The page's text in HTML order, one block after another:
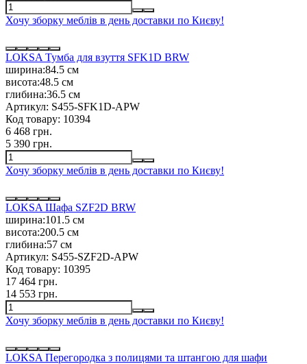
Хочу зборку меблів в день доставки по Києву!
LOKSA Тумба для взуття SFK1D BRW
ширина:84.5 см
висота:48.5 см
глибина:36.5 см
Артикул: S455-SFK1D-APW
Код товару: 10394
6 468 грн.
5 390 грн.
Хочу зборку меблів в день доставки по Києву!
LOKSA Шафа SZF2D BRW
ширина:101.5 см
висота:200.5 см
глибина:57 см
Артикул: S455-SZF2D-APW
Код товару: 10395
17 464 грн.
14 553 грн.
Хочу зборку меблів в день доставки по Києву!
LOKSA Перегородка з полицями та штангою для шафи